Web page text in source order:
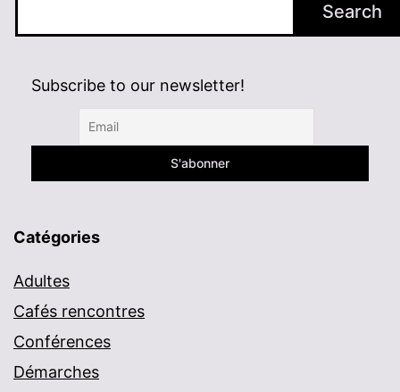
Search
Subscribe to our newsletter!
Catégories
Adultes
Cafés rencontres
Conférences
Démarches